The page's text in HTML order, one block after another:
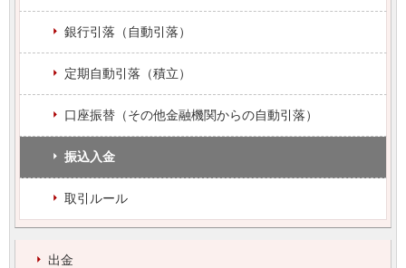
銀行引落（自動引落）
定期自動引落（積立）
口座振替（その他金融機関からの自動引落）
振込入金
取引ルール
出金